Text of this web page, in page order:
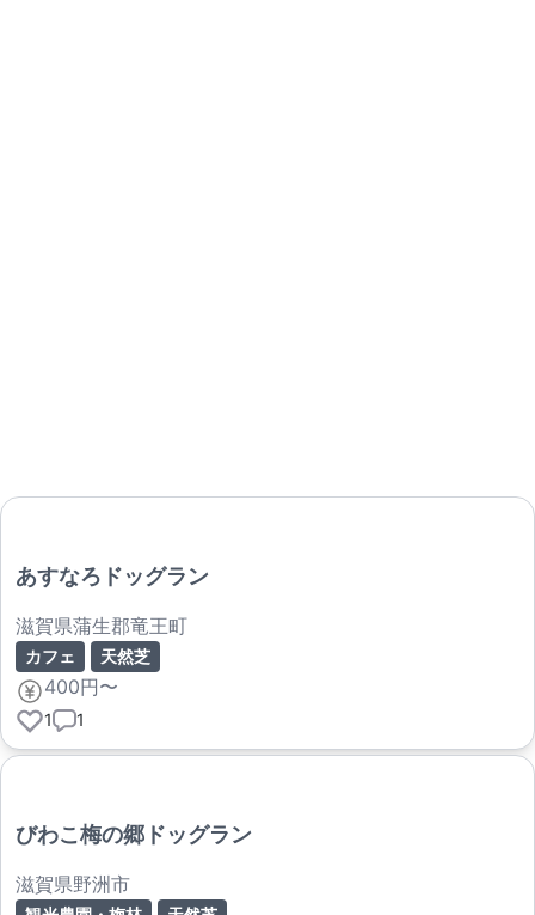
あすなろドッグラン
滋賀県蒲生郡竜王町
カフェ 天然芝
400円〜
1 1
びわこ梅の郷ドッグラン
滋賀県野洲市